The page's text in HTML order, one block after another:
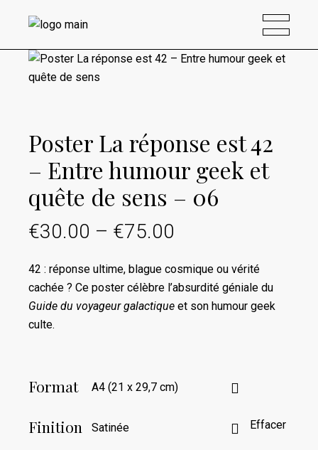
Poster La réponse est 42
– Entre humour geek et
quête de sens – 06
€30.00 – €75.00
Plage
de
prix :
€30.00
à
42 : réponse ultime, blague cosmique ou vérité
cachée ? Ce poster célèbre l’absurdité géniale du
Guide du voyageur galactique et son humour geek
culte.
Format A4 (21 x 29,7 cm)
Finition Satinée Effacer